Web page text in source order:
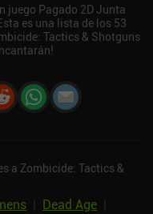
juego Pagado 2D Junta
es una lista de los 53
Tactics & Shotguns
a Zombicide: Tactics &
Dead Age